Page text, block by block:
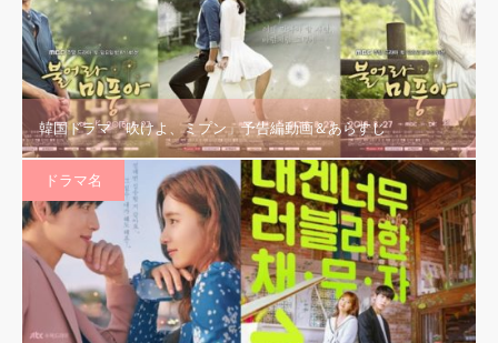
韓国ドラマ「吹けよ、ミプン」予告編動画＆あらすじ
ドラマ名